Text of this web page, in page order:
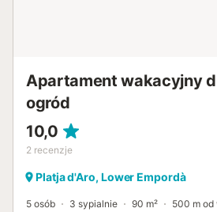
Apartament wakacyjny
ogród
10,0
2 recenzje
Platja d'Aro, Lower Empordà
5 osób 3 sypialnie 90 m² 500 m